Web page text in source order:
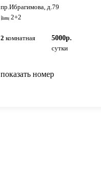
пр.Ибрагимова, д.79
2+2
2 комнатная
5000р.
сутки
показать номер